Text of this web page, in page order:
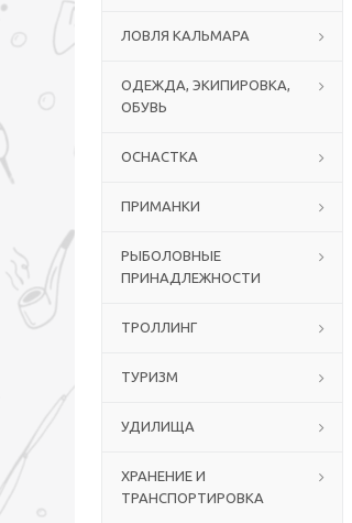
ЛОВЛЯ КАЛЬМАРА
ОДЕЖДА, ЭКИПИРОВКА,
ОБУВЬ
ОСНАСТКА
ПРИМАНКИ
РЫБОЛОВНЫЕ
ПРИНАДЛЕЖНОСТИ
ТРОЛЛИНГ
ТУРИЗМ
УДИЛИЩА
ХРАНЕНИЕ И
ТРАНСПОРТИРОВКА